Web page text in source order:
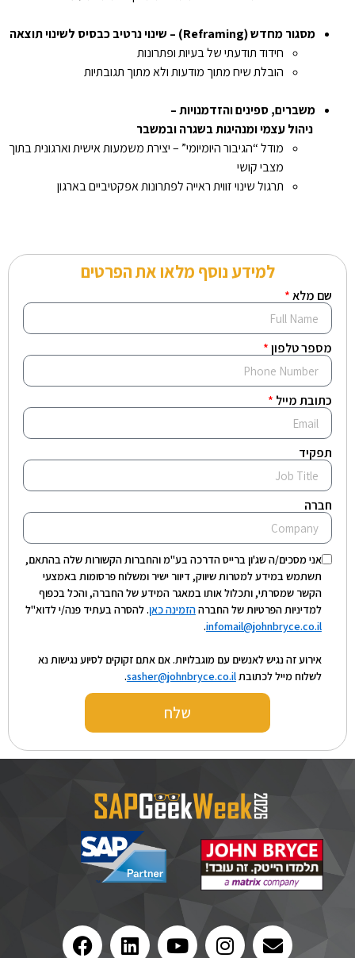
מסגורמחדש (Reframing) – שינוינרטיבכבסיס לשינויתוצאה
חידוד תודעתי של בעיות ופתרונות
הובלת שיח מתוך מודעות ולא מתוך תגובתיות
משברים, ספיניםוהזדמנויות –
ניהולעצמיומנהיגותבשגרהובמשבר
מודל “הגיבור היומיומי” – יצירת משמעות אישית וארגונית בתוך
מצבי קושי
תרגול שינוי זווית ראייה לפתרונות אפקטיביים בארגון
למידע נוסף מלאו את הפרטים
שם מלא
מספר טלפון
כתובת מייל
תפקיד
חברה
אני מסכים/ה שג'ון ברייס הדרכה בע"מ והחברות הקשורות שלה בהתאם,
תשתמש במידע למטרות שיווק, דיוור ישיר ומשלוח פרסומות באמצעי
הקשר שמסרתי, ותכלול אותו במאגר המידע של החברה, והכל בכפוף
למדיניות הפרטיות של החברההזמינה כאן. להסרה בעתיד פנה/י לדוא"ל
infomail@johnbryce.co.il
.
אירוע זה נגיש לאנשים עם מוגבלויות. אם אתם זקוקים לסיוע נגישות נא
לשלוח מייל לכתובתsasher@johnbryce.co.il
.
שלח